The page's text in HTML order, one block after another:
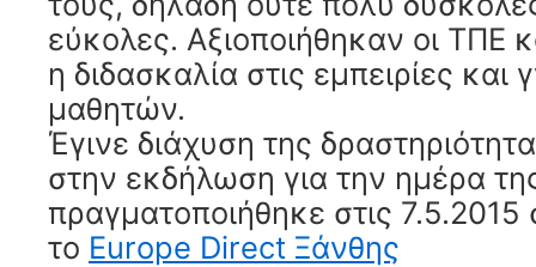
εύκολες. Αξιοποιήθηκαν οι ΤΠΕ
η διδασκαλία στις εμπειρίες και
μαθητών.
Έγινε διάχυση της
στην εκδήλωση για την ημέρα
πραγματοποιήθηκε στις
το Europe Direct Ξάνθης